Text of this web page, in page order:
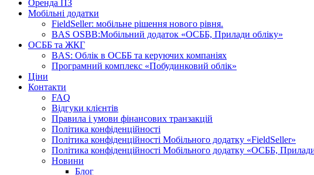
Оренда ПЗ
Мобільні додатки
FieldSeller: мобільне рішення нового рівня.
BAS OSBB:Мобільний додаток «ОСББ, Прилади обліку»
ОСББ та ЖКГ
BAS: Облік в ОСББ та керуючих компаніях
Програмний комплекс «Побудинковий облік»
Ціни
Контакти
FAQ
Відгуки клієнтів
Правила і умови фінансових транзакцій
Політика конфіденційності
Політика конфіденційності Мобільного додатку «FieldSeller»
Політика конфіденційності Мобільного додатку «ОСББ,
Новини
Блог